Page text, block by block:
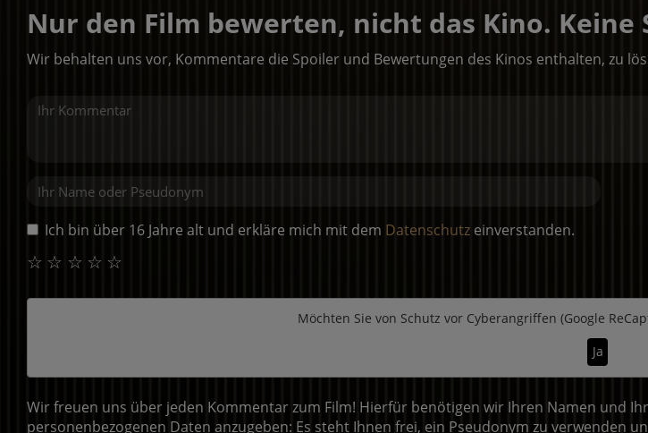
Nur den Film bewerten, nicht das Kino. Keine
Wir behalten uns vor, Kommentare die Spoiler und Bewertungen des Kinos enthalten, zu
Ich bin über 16 Jahre alt und erkläre mich mit dem Datenschutz einverstanden.
☆
☆
☆
☆
☆
Möchten Sie von Schutz vor Cyberangriffen (Google
Ja
Wir freuen uns über jeden Kommentar zum Film! Hierfür benötigen wir Ihren Namen und
personenbezogenen Daten anzugeben: Es steht Ihnen frei, ein Pseudonym zu verwenden